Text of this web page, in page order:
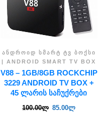
ᲐᲜᲓᲠᲝᲘᲓ ᲡᲛᲐᲠᲢ ᲢᲕ ᲑᲝᲥᲡᲘ
| ANDROID SMART TV BOX
V88 – 1GB/8GB ROCKCHIP
3229 ANDROID TV BOX +
45 ᲚᲐᲠᲘᲡ ᲡᲐᲩᲣᲥᲠᲔᲑᲘ
100.00ლ 85.00ლ